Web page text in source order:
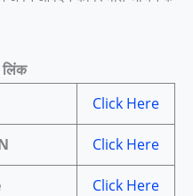
लिंक
Click Here
Click Here
Click Here